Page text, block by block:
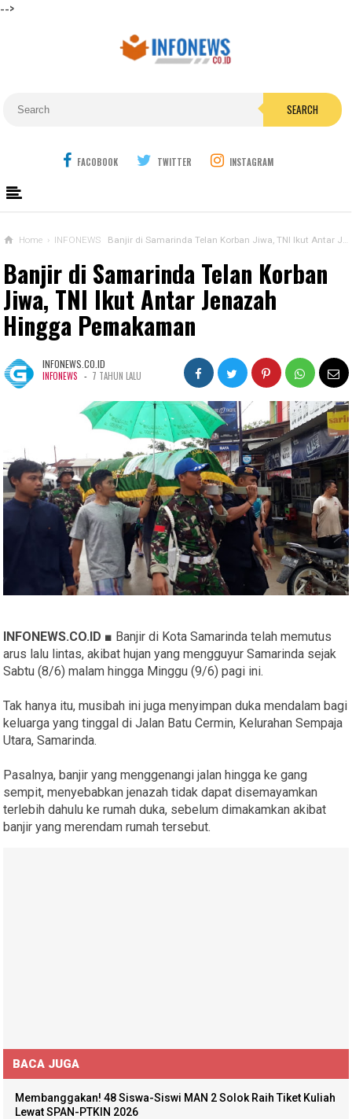
-->
SEARCH
FACOBOOK TWITTER INSTAGRAM
Home › INFONEWS Banjir di Samarinda Telan Korban Jiwa, TNI Ikut Antar Jenazah Hingga Pemakaman
Banjir di Samarinda Telan Korban
Jiwa, TNI Ikut Antar Jenazah
Hingga Pemakaman
INFONEWS.CO.ID
INFONEWS - 7 TAHUN LALU
INFONEWS.CO.ID ■ Banjir di Kota Samarinda telah memutus
arus lalu lintas, akibat hujan yang mengguyur Samarinda sejak
Sabtu (8/6) malam hingga Minggu (9/6) pagi ini.
Tak hanya itu, musibah ini juga menyimpan duka mendalam bagi
keluarga yang tinggal di Jalan Batu Cermin, Kelurahan Sempaja
Utara, Samarinda.
Pasalnya, banjir yang menggenangi jalan hingga ke gang
sempit, menyebabkan jenazah tidak dapat disemayamkan
terlebih dahulu ke rumah duka, sebelum dimakamkan akibat
banjir yang merendam rumah tersebut.
BACA JUGA
Membanggakan! 48 Siswa-Siswi MAN 2 Solok Raih Tiket Kuliah
Lewat SPAN-PTKIN 2026